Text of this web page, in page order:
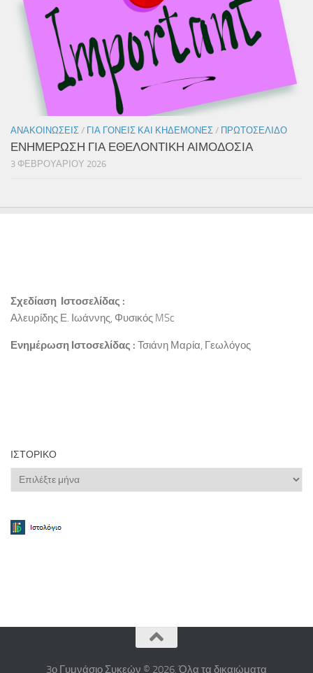
ΑΝΑΚΟΙΝΏΣΕΙΣ / ΓΙΑ ΓΟΝΕΊΣ ΚΑΙ ΚΗΔΕΜΌΝΕΣ / ΠΡΩΤΟΣΈΛΙΔΟ
ΕΝΗΜΕΡΩΣΗ ΓΙΑ ΕΘΕΛΟΝΤΙΚΗ ΑΙΜΟΔΟΣΙΑ
3 ΦΕΒΡΟΥΑΡΊΟΥ 2026
Σχεδίαση Ιστοσελίδας :
Αλευρίδης Ε. Ιωάννης, Φυσικός MSc
Ενημέρωση Ιστοσελίδας : Τσιάνη Μαρία, Γεωλόγος
ΙΣΤΟΡΙΚΌ
Ιστορικό
3ο Γυμνάσιο Συκεών © 2026. Όλα τα δικαιώματα